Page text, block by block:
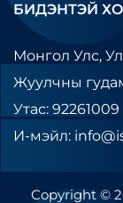
БИДЭНТЭЙ
Монгол Улс,
Жуулчны
Утас: 92261009
И-мэйл:
Copyright ©